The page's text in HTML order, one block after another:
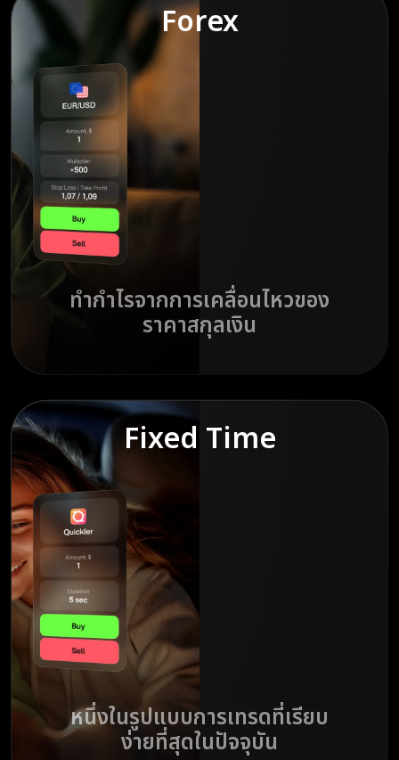
Forex
ทำกำไรจากการเคลื่อนไหวของ
ราคาสกุลเงิน
Fixed Time
หนึ่งในรูปแบบการเทรดที่เรียบ
ง่ายที่สุดในปัจจุบัน